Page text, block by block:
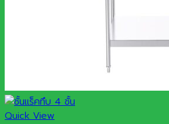
Quick View